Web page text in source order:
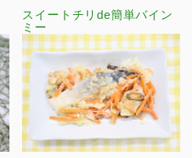
スイートチリde簡単バイン
ミー